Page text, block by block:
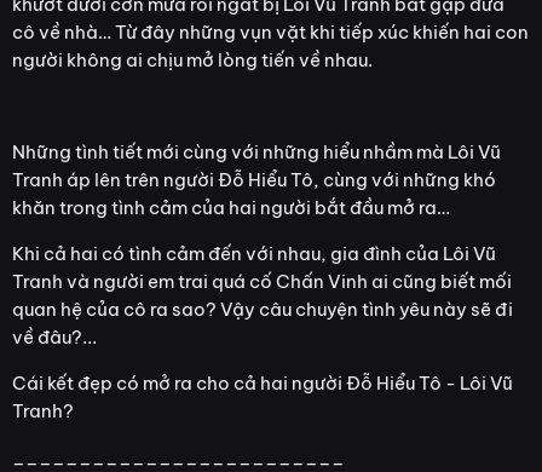
cô về nhà… Từ đây những vụn vặt khi tiếp xúc khiến hai con
người không ai chịu mở lòng tiến về nhau.
Những tình tiết mới cùng với những hiểu nhầm mà Lôi Vũ
Tranh áp lên trên người Đỗ Hiểu Tô, cùng với những khó
khăn trong tình cảm của hai người bắt đầu mở ra…
Khi cả hai có tình cảm đến với nhau, gia đình của Lôi Vũ
Tranh và người em trai quá cố Chấn Vinh ai cũng biết mối
quan hệ của cô ra sao? Vậy câu chuyện tình yêu này sẽ đi
về đâu?...
Cái kết đẹp có mở ra cho cả hai người Đỗ Hiểu Tô - Lôi Vũ
Tranh?